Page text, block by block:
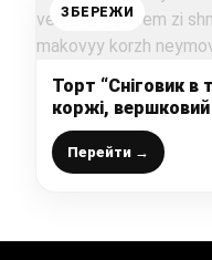
ЗБЕРЕЖИ
Торт “Сніговик в
коржі,
персиків та
неймовірна
Перейти →